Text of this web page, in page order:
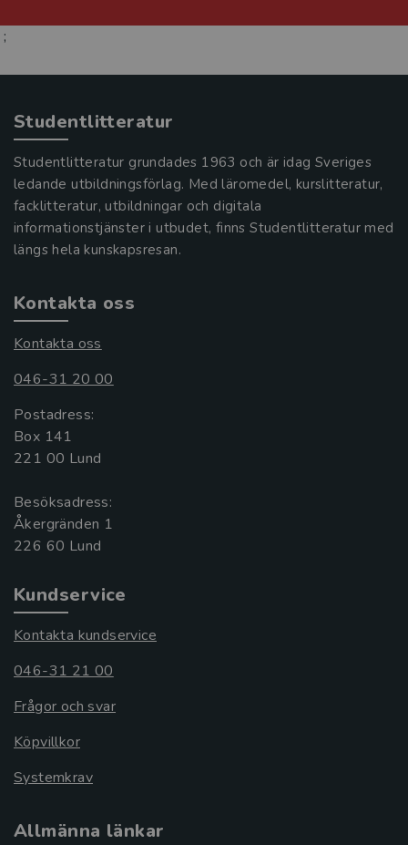
;
Studentlitteratur
Studentlitteratur grundades 1963 och är idag Sveriges
ledande utbildningsförlag. Med läromedel, kurslitteratur,
facklitteratur, utbildningar och digitala
informationstjänster i utbudet, finns Studentlitteratur med
längs hela kunskapsresan.
Kontakta oss
Kontakta oss
046-31 20 00
Postadress:
Box 141
221 00 Lund
Besöksadress:
Åkergränden 1
Kundservice
Kontakta kundservice
046-31 21 00
Frågor och svar
Köpvillkor
Systemkrav
Allmänna länkar